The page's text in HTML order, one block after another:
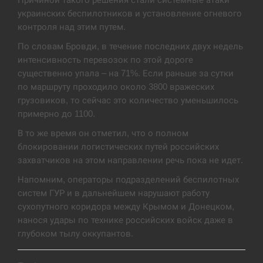
В Москве пожаловались на “кратный рост” атак
дронов Украины
13:40
Біля українського літака в аеропорту Лейпцига
виявили дрон, ймовірно, з…
СЕРПЕНЬ
“Они должны быть уничтожены”: в МИДе
ответили, как отреагируют на…
СЕРПЕНЬ
13:10
Тайвань проводить найбільші військові
навчання на тлі загрози вторгнення з…
СЕРПЕНЬ
украинских беспилотников и установление огневого
контроля над этим путем.
По словам Бровди, в течение последних двух недель
интенсивность перевозок по этой дороге
существенно упала – на 71%. Если раньше за сутки
по маршруту проходило около 3800 вражеских
грузовиков, то сейчас это количество уменьшилось
примерно до 1100.
В то же время он отметил, что о полном
блокировании логистических путей российских
захватчиков на этом направлении речь пока не идет.
Напомним, операторы подразделений беспилотных
систем ГУР и в дальнейшем нарушают работу
сухопутного коридора между Крымом и Донецком,
нанося удары по технике российских войск даже в
глубоком тылу оккупантов.